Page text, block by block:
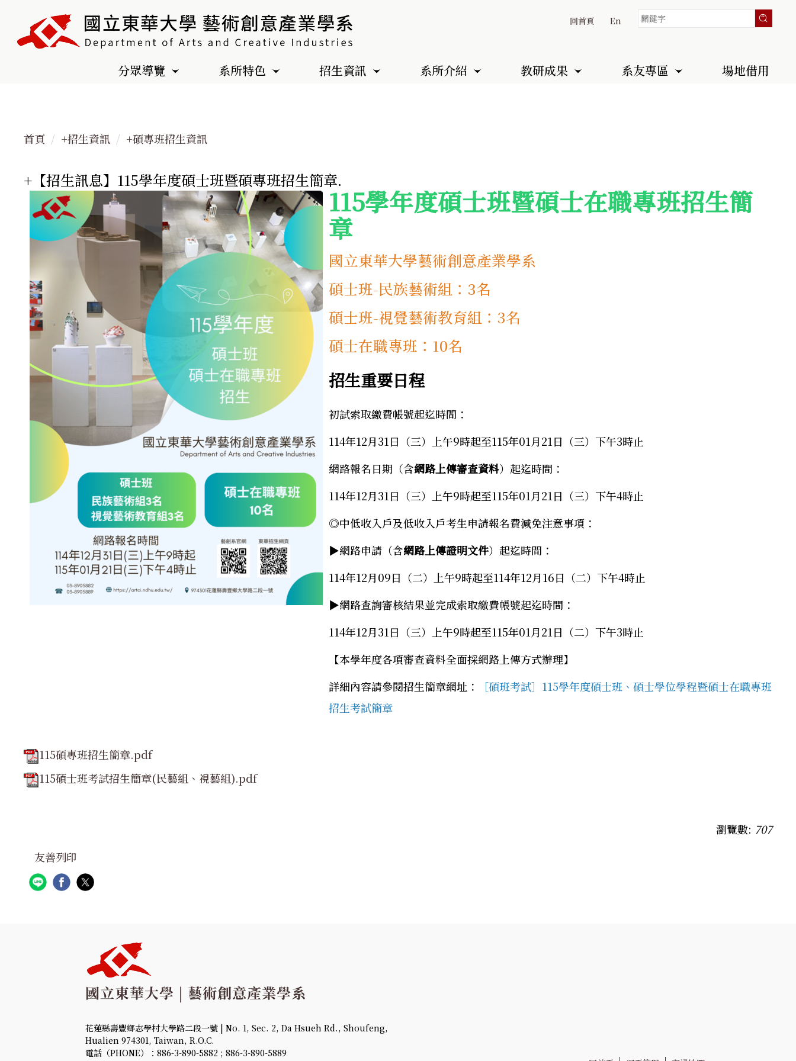
回首頁 En
分眾導覽 系所特色 招生資訊 系所介紹 教研成果 系友專區 場地借用
首頁 +招生資訊 +碩專班招生資訊
+【招生訊息】115學年度碩士班暨碩專班招生簡章.
115學年度碩士班暨碩士在職專班招生簡
章
國立東華大學藝術創意產業學系
碩士班-民族藝術組：3名
碩士班-視覺藝術教育組：3名
碩士在職專班：10名
招生重要日程
初試索取繳費帳號起迄時間：
114年12月31日（三）上午9時起至115年01月21日（三）下午3時止
網路報名日期（含網路上傳審查資料）起迄時間：
114年12月31日（三）上午9時起至115年01月21日（三）下午4時止
◎中低收入戶及低收入戶考生申請報名費減免注意事項：
▶網路申請（含網路上傳證明文件）起迄時間：
114年12月09日（二）上午9時起至114年12月16日（二）下午4時止
▶網路查詢審核結果並完成索取繳費帳號起迄時間：
114年12月31日（三）上午9時起至115年01月21日（二）下午3時止
【本學年度各項審查資料全面採網路上傳方式辦理】
詳細內容請參閱招生簡章網址：
［碩班考試］115學年度碩士班、碩士學位學程暨碩士在職專班
招生考試簡章
115碩專班招生簡章.pdf
115碩士班考試招生簡章(民藝組、視藝組).pdf
瀏覽數: 707
友善列印
花蓮縣壽豐鄉志學村大學路二段一號 | No. 1, Sec. 2, Da Hsueh Rd., Shoufeng,
Hualien 974301, Taiwan, R.O.C.
電話（PHONE）：886-3-890-5882 ; 886-3-890-5889